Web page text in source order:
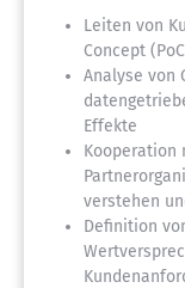
Leiten von
Concept
Analyse von
Effekte
Kooperation
verstehen
Definition